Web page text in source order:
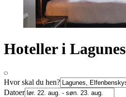
Hoteller i Lagunes
Hvor skal du hen?
Datoer